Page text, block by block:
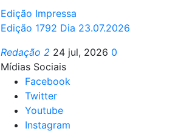
Edição Impressa
Edição 1792 Dia 23.07.2026
Redação 2 24 jul, 2026 0
Mídias Sociais
Facebook
Twitter
Youtube
Instagram